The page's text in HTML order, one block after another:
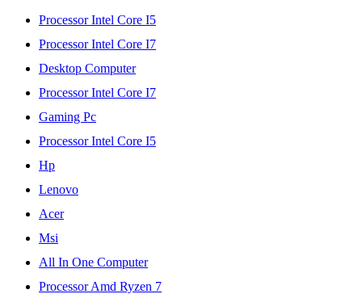
Processor Intel Core I5
Processor Intel Core I7
Desktop Computer
Processor Intel Core I7
Gaming Pc
Processor Intel Core I5
Hp
Lenovo
Acer
Msi
All In One Computer
Processor Amd Ryzen 7